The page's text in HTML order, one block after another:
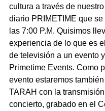
cultura a través de
diario PRIMETIME que se
las 7:00 P.M. Quisimos
experiencia de lo que es
de televisión a un evento
Primetime Events. Como
evento estaremos
TARAH con la
concierto, grabado en el